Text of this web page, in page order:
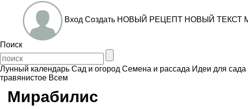
Вход Создать НОВЫЙ РЕЦЕПТ НОВЫЙ ТЕКСТ
Поиск
Лунный календарь Сад и огород Семена и рассада Идеи для сада
травянистое Всем
Мирабилис